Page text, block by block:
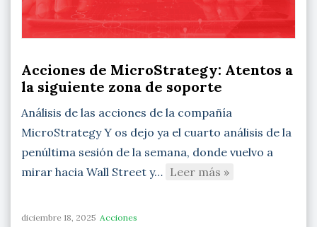
Acciones de MicroStrategy: Atentos a
la siguiente zona de soporte
Análisis de las acciones de la compañía
MicroStrategy Y os dejo ya el cuarto análisis de la
penúltima sesión de la semana, donde vuelvo a
mirar hacia Wall Street y… Leer más »
diciembre 18, 2025 Acciones